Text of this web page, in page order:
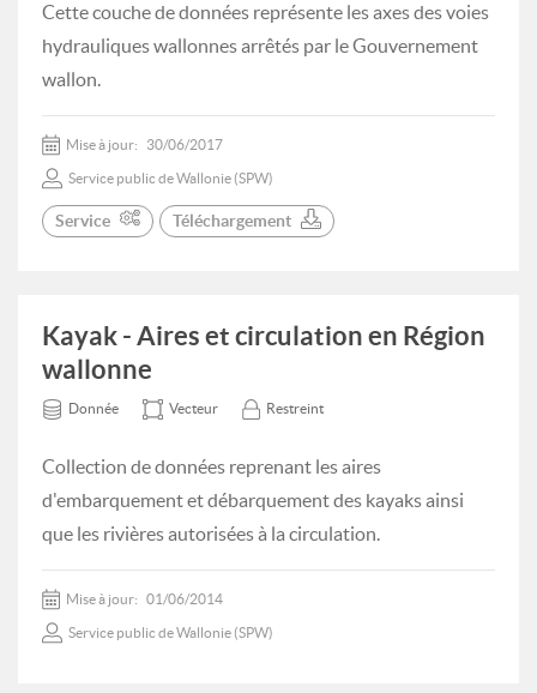
Cette couche de données représente les axes des voies
hydrauliques wallonnes arrêtés par le Gouvernement
wallon.
Mise à jour: 30/06/2017
Service public de Wallonie (SPW)
Service Téléchargement
Kayak - Aires et circulation en Région
wallonne
Donnée Vecteur Restreint
Collection de données reprenant les aires
d'embarquement et débarquement des kayaks ainsi
que les rivières autorisées à la circulation.
Mise à jour: 01/06/2014
Service public de Wallonie (SPW)